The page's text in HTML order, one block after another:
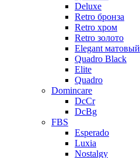
Deluxe
Retro бронза
Retro хром
Retro золото
Elegant матовый
Quadro Black
Elite
Quadro
Domincare
DcCr
DcBg
FBS
Esperado
Luxia
Nostalgy